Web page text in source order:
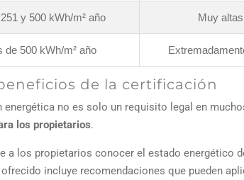
y 500 kWh/m² año Muy altas
de 500 kWh/m² año
de la certificación
energética no es solo un requisito legal en
los propietarios.
a los propietarios conocer el estado energético
incluye recomendaciones que pueden